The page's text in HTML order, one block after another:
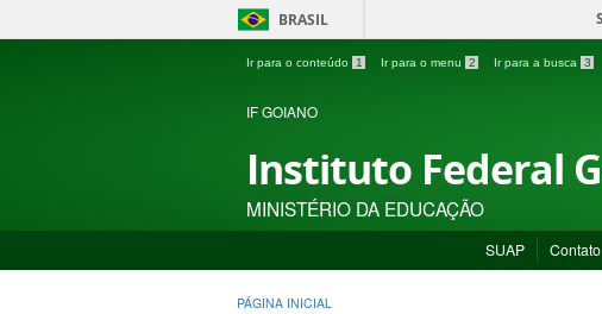
BRASIL
Ir para o conteúdo 1 Ir para o menu 2 Ir para a busca 3
IF GOIANO
Instituto Federal
MINISTÉRIO DA EDUCAÇÃO
SUAP Contato
PÁGINA INICIAL